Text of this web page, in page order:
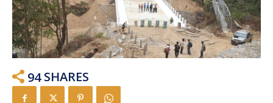
94 SHARES